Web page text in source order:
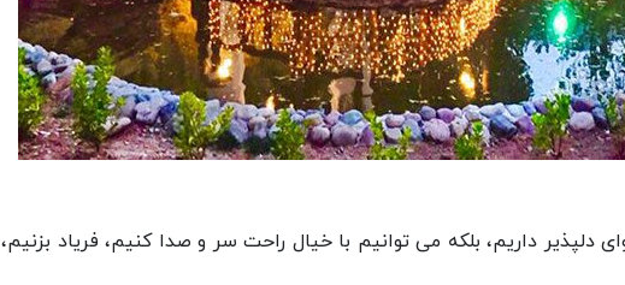
دلپذیر داریم، بلکه می توانیم با خیال راحت سر و صدا کنیم، فریاد بزنیم،